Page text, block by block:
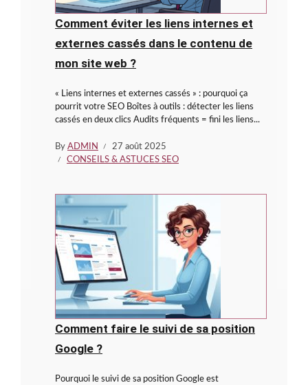
Comment éviter les liens internes et
externes cassés dans le contenu de
mon site web ?
« Liens internes et externes cassés » : pourquoi ça
pourrit votre SEO Boîtes à outils : détecter les liens
cassés en deux clics Audits fréquents = fini les liens...
By ADMIN
27 août 2025
CONSEILS & ASTUCES SEO
Comment faire le suivi de sa position
Google ?
Pourquoi le suivi de sa position Google est